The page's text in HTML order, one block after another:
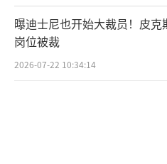
曝迪士尼也开始大裁员！皮克
岗位被裁
2026-07-22 10:34:14